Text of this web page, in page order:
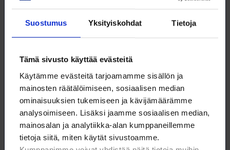
Suostumus Yksityiskohdat Tietoja
Tämä sivusto käyttää evästeitä
Käytämme evästeitä tarjoamamme sisällön ja
mainosten räätälöimiseen, sosiaalisen median
ominaisuuksien tukemiseen ja kävijämäärämme
analysoimiseen. Lisäksi jaamme sosiaalisen median,
mainosalan ja analytiikka-alan kumppaneillemme
tietoja siitä, miten käytät sivustoamme.
Suomen ennätys lupahakemusten tekemisessä?